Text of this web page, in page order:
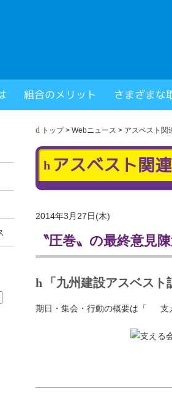
組合のメリット さまざまな
トップ> Webニュース > アスベスト関
アスベスト関
2014年3月27日(木)
〝圧巻〟の最終意見
「九州建設アスベス
期日・集会・行動の概要は「 支